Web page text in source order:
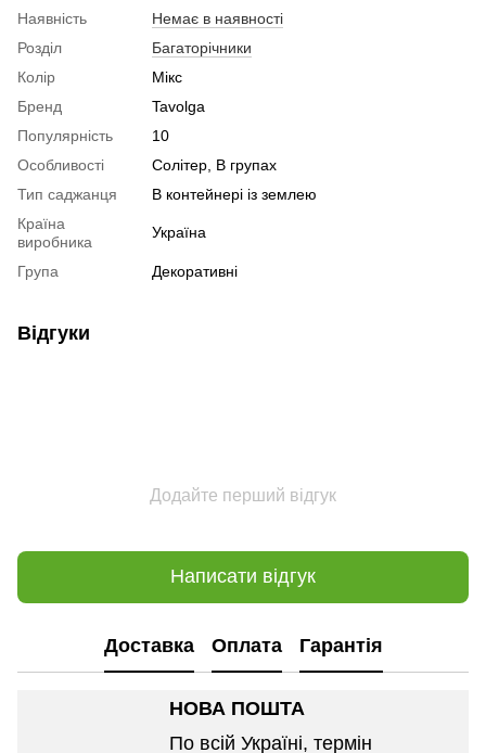
Наявність
Немає в наявності
Розділ
Багаторічники
Колір
Мікс
Бренд
Tavolga
Популярність
10
Особливості
Солітер, В групах
Тип саджанця
В контейнері із землею
Країна
виробника
Україна
Група Декоративні
Відгуки
Додайте перший відгук
Написати відгук
Доставка Оплата Гарантія
НОВА ПОШТА
По всій Україні, термін